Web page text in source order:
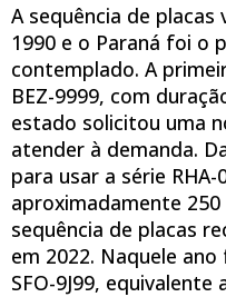
A sequência de placas
1990 e o Paraná foi o
contemplado. A
BEZ-9999, com
estado solicitou uma
atender à demanda.
para usar a série RHA-
aproximadamente
sequência de placas
em 2022. Naquele ano
SFO-9J99, equivalente